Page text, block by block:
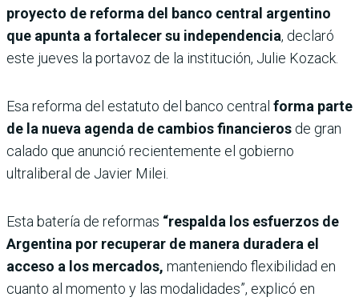
proyecto de reforma del banco central argentino
que apunta a fortalecer su independencia, declaró
este jueves la portavoz de la institución, Julie Kozack.
Esa reforma del estatuto del banco central forma parte
de la nueva agenda de cambios financieros de gran
calado que anunció recientemente el gobierno
ultraliberal de Javier Milei.
Esta batería de reformas “respalda los esfuerzos de
Argentina por recuperar de manera duradera el
acceso a los mercados, manteniendo flexibilidad en
cuanto al momento y las modalidades”, explicó en